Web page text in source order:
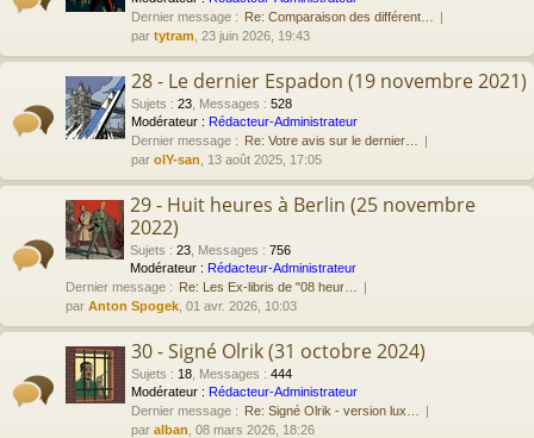
Dernier message : Re: Comparaison des différent…
par tytram , 23 juin 2026, 19:43
28 - Le dernier Espadon (19 novembre 2021)
Sujets : 23 Messages : 528
Modérateur : Rédacteur-Administrateur
Dernier message : Re: Votre avis sur le dernier…
par olY-san , 13 août 2025, 17:05
29 - Huit heures à Berlin (25 novembre
2022)
Sujets : 23 Messages : 756
Modérateur : Rédacteur-Administrateur
Dernier message : Re: Les Ex-libris de "08 heur…
par Anton Spogek , 01 avr. 2026, 10:03
30 - Signé Olrik (31 octobre 2024)
Sujets : 18 Messages : 444
Modérateur : Rédacteur-Administrateur
Dernier message : Re: Signé Olrik - version lux…
par alban , 08 mars 2026, 18:26